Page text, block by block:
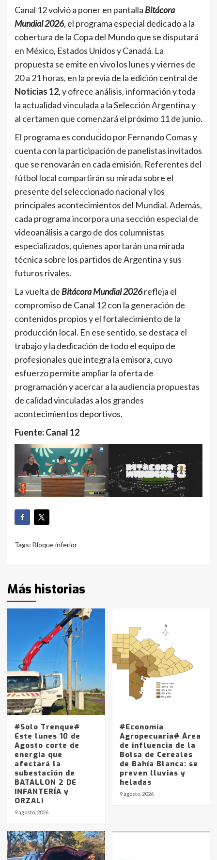
Canal 12 volvió a poner en pantalla Bitácora
Mundial 2026, el programa especial dedicado a la
cobertura de la Copa del Mundo que se disputará
en México, Estados Unidos y Canadá. La
propuesta se emite en vivo los lunes y viernes de
20 a 21 horas, en la previa de la edición central de
Noticias 12, y ofrece análisis, información y toda
la actualidad vinculada a la Selección Argentina y
al certamen que comenzará el próximo 11 de junio.
El programa es conducido por Fernando Comas y
cuenta con la participación de panelistas invitados
que se renovarán en cada emisión. Referentes del
fútbol local compartirán su mirada sobre el
presente del seleccionado nacional y los
principales acontecimientos del Mundial. Además,
cada programa incorpora una sección especial de
videoanálisis a cargo de dos columnistas
especializados, quienes aportarán una mirada
técnica sobre los partidos de Argentina y sus
futuros rivales.
La vuelta de Bitácora Mundial 2026refleja el
compromiso de Canal 12 con la generación de
contenidos propios y el fortalecimiento de la
producción local. En ese sentido, se destaca el
trabajo y la dedicación de todo el equipo de
profesionales que integra la emisora, cuyo
esfuerzo permite ampliar la oferta de
programación y acercar a la audiencia propuestas
de calidad vinculadas a los grandes
acontecimientos deportivos.
Fuente: Canal 12
Tags: Bloque inferior
Más historias
#Solo Trenque#
Este lunes 10 de
Agosto corte de
energía que
afectará la
subestación de
BATALLON 2 DE
INFANTERÍA y
ORZALI
9 agosto, 2026
#Economía
Agropecuaria# Área
de influencia de la
Bolsa de Cereales
de Bahía Blanca: se
preven lluvias y
heladas
9 agosto, 2026